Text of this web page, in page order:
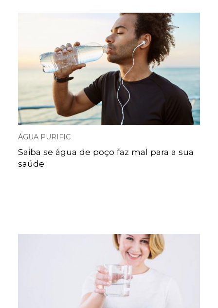
ÁGUA PURIFIC
Saiba se água de poço faz mal para a sua
saúde